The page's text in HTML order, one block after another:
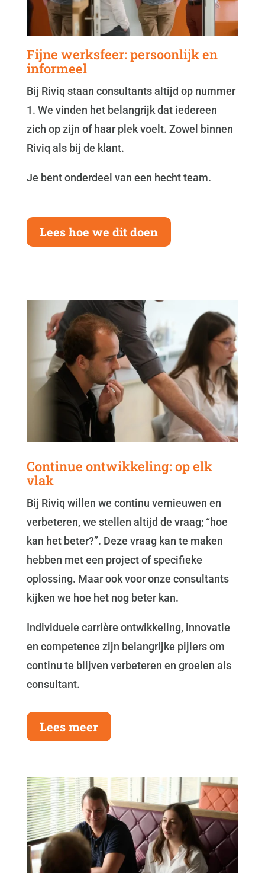
Fijne werksfeer: persoonlijk en
informeel
Bij Riviq staan consultants altijd op nummer
1. We vinden het belangrijk dat iedereen
zich op zijn of haar plek voelt. Zowel binnen
Riviq als bij de klant.
Je bent onderdeel van een hecht team.
Lees hoe we dit doen
Continue ontwikkeling: op elk
vlak
Bij Riviq willen we continu vernieuwen en
verbeteren, we stellen altijd de vraag; “hoe
kan het beter?”. Deze vraag kan te maken
hebben met een project of specifieke
oplossing. Maar ook voor onze consultants
kijken we hoe het nog beter kan.
Individuele carrière ontwikkeling, innovatie
en competence zijn belangrijke pijlers om
continu te blijven verbeteren en groeien als
consultant.
Lees meer